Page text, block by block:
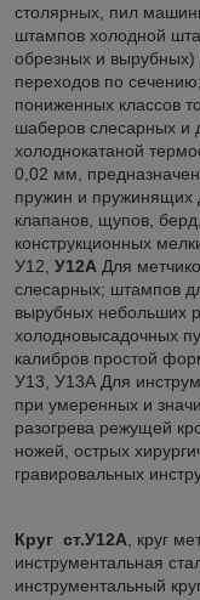
столярных, пил
штампов холодной
обрезных и вырубных)
переходов по
пониженных классов
шаберов слесарных и
холоднокатаной
0,02 мм,
пружин и пружинящих
клапанов, щупов,
конструкционных
У12, У12А Для
слесарных; штампов
вырубных небольших
холодновысадочных
калибров простой
У13, У13А Для
при умеренных и
разогрева режущей
ножей, острых
гравировальных
Круг ст.У12А , круг
инструментальная
инструментальный